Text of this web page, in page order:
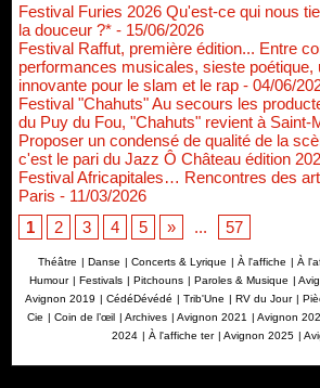
Festival Furies 2026 Qu'est-ce qui nous
la douceur ?* - 15/06/2026
Festival Raffut, première édition... Entre
performances musicales, sieste poétique,
innovante pour le slam et le rap - 04/06/
Festival "Chahuts" Au secours les
du Puy du Fou, "Chahuts" revient à Saint-
Proposer un condensé de qualité de la
c'est le pari du Jazz Ô Château édition
Festival Africapitales… Rencontres des
Paris - 11/03/2026
1
2 3 4 5 » ... 57
Théâtre | Danse | Concerts & Lyrique | À l'affiche | À
Humour | Festivals | Pitchouns | Paroles & Musique |
Avignon 2019 | CédéDévédé | Trib'Une | RV du Jour |
Cie | Coin de l’œil | Archives | Avignon 2021 | Avignon
2024 | À l'affiche ter | Avignon 2025 |